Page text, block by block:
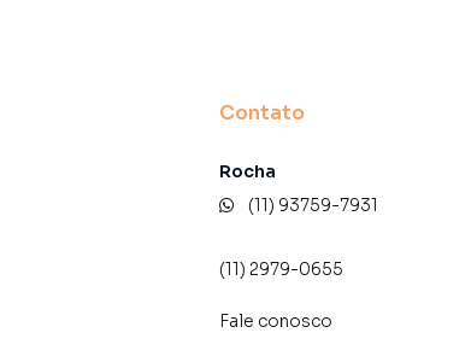
Contato
Rocha
(11) 93759-7931
(11) 2979-0655
Fale conosco